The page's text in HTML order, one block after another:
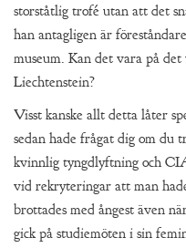
storståtlig trofé utan att det
han antagligen är
museum. Kan det vara på
Liechtenstein?
Visst kanske allt detta låter
sedan hade frågat dig om du
kvinnlig tyngdlyftning och
vid rekryteringar att man
brottades med ångest även
gick på studiemöten i sin